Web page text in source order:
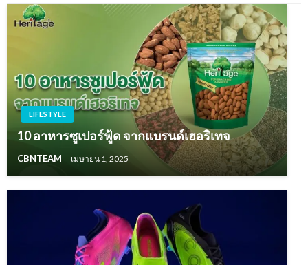
LIFESTYLE
10 อาหารซูเปอร์ฟู้ด จากแบรนด์เฮอริเทจ
CBNTEAM เมษายน 1, 2025